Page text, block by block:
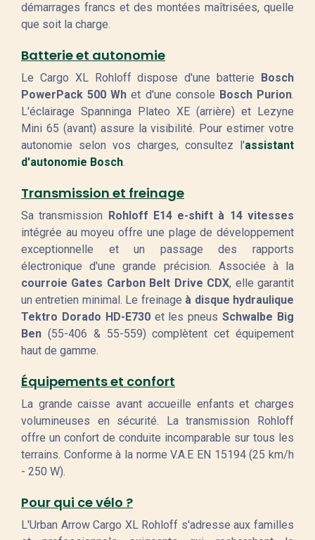
démarrages francs et des montées maîtrisées, quelle
que soit la charge.
Batterie et autonomie
Le Cargo XL Rohloff dispose d'une batterie Bosch
PowerPack 500 Wh et d'une console Bosch Purion.
L'éclairage Spanninga Plateo XE (arrière) et Lezyne
Mini 65 (avant) assure la visibilité. Pour estimer votre
autonomie selon vos charges, consultez l'assistant
d'autonomie Bosch.
Transmission et freinage
Sa transmission Rohloff E14 e-shift à 14 vitesses
intégrée au moyeu offre une plage de développement
exceptionnelle et un passage des rapports
électronique d'une grande précision. Associée à la
courroie Gates Carbon Belt Drive CDX, elle garantit
un entretien minimal. Le freinage à disque hydraulique
Tektro Dorado HD-E730et les pneusSchwalbe Big
Ben (55-406 & 55-559) complètent cet équipement
haut de gamme.
Équipements et confort
La grande caisse avant accueille enfants et charges
volumineuses en sécurité. La transmission Rohloff
offre un confort de conduite incomparable sur tous les
terrains. Conforme à la norme V.A.E EN 15194 (25 km/h
- 250 W).
Pour qui ce vélo ?
L'Urban Arrow Cargo XL Rohloff s'adresse aux familles